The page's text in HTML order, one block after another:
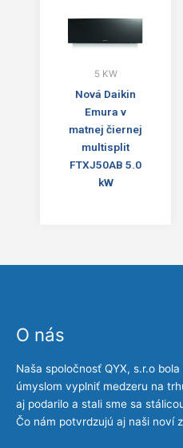
5 KW
Nová Daikin
Emura v
matnej čiernej
multisplit
FTXJ50AB 5.0
kW
O nás
Naša spoločnosť QYX, s.r.o
úmyslom vyplniť medzeru na
aj podarilo a stali sme sa
Čo nám potvrdzujú aj naši noví